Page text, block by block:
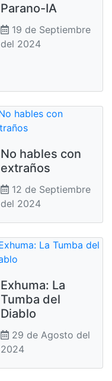
Parano-IA
19 de Septiembre
del 2024
No hables con
extraños
12 de Septiembre
del 2024
Exhuma: La
Tumba del
Diablo
29 de Agosto del
2024